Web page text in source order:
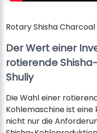
Rotary Shisha
Der Wert einer
rotierende
Shuliy
Die Wahl einer
Kohlemaschine ist eine
nicht nur die